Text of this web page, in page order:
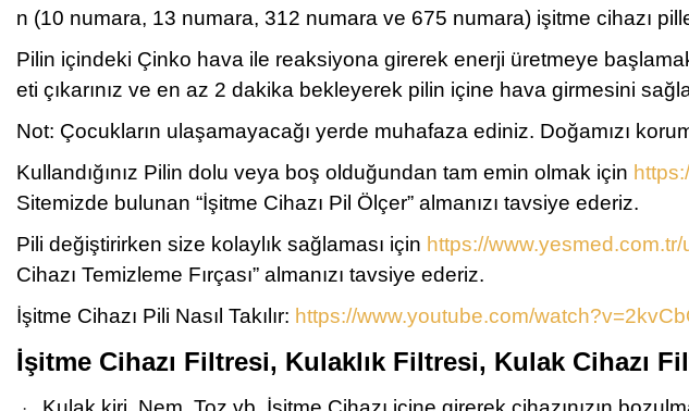
n (10 numara, 13 numara, 312 numara ve 675 numara) işitme cihazı
Pilin içindeki Çinko hava ile reaksiyona girerek enerji üretmeye
eti çıkarınız ve en az 2 dakika bekleyerek pilin içine hava girmesini
Not: Çocukların ulaşamayacağı yerde muhafaza ediniz. Doğamızı
Kullandığınız Pilin dolu veya boş olduğundan tam emin olmak için
Sitemizde bulunan “İşitme Cihazı Pil Ölçer” almanızı tavsiye ederiz.
Pili değiştirirken size kolaylık sağlaması için https://
Cihazı Temizleme Fırçası” almanızı tavsiye ederiz.
İşitme Cihazı Pili Nasıl Takılır: https://www.youtube.com/
İşitme Cihazı Filtresi, Kulaklık Filtresi, Kulak Cihazı